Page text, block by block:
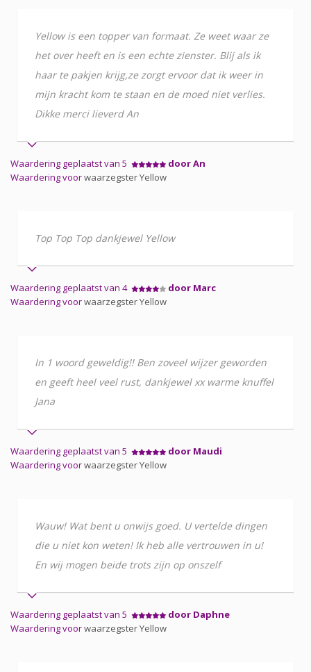
Yellow is een topper van formaat. Ze weet waar ze
het over heeft en is een echte zienster. Blij als ik
haar te pakjen krijg,ze zorgt ervoor dat ik weer in
mijn kracht kom te staan en de moed niet verlies.
Dikke merci lieverd An
Waardering geplaatst van 5
door An
Waardering voorwaarzegster Yellow
Top Top Top dankjewel Yellow
Waardering geplaatst van 4
door Marc
Waardering voorwaarzegster Yellow
In 1 woord geweldig!! Ben zoveel wijzer geworden
en geeft heel veel rust, dankjewel xx warme knuffel
Jana
Waardering geplaatst van 5
door Maudi
Waardering voorwaarzegster Yellow
Wauw! Wat bent u onwijs goed. U vertelde dingen
die u niet kon weten! Ik heb alle vertrouwen in u!
En wij mogen beide trots zijn op onszelf
Waardering geplaatst van 5
door Daphne
Waardering voorwaarzegster Yellow